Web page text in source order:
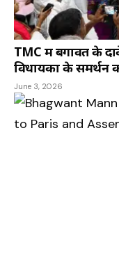
TMC में बगावत के
विधायकों के समर्थन
प्रतिक्रिया नहीं
June 3, 2026